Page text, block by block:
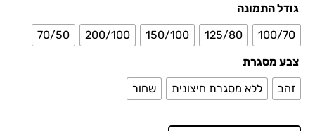
גודל התמונה
100/70
125/80
150/100
200/100
70/50
צבע מסגרת
זהב
ללא מסגרת חיצונית שחור